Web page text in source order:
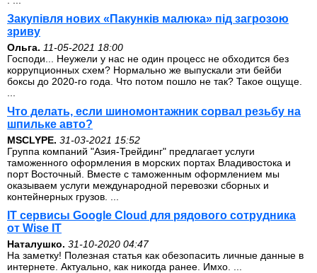
Закупівля нових «Пакунків малюка» під загрозою
зриву
Ольга. 11-05-2021 18:00
Господи... Неужели у нас не один процесс не обходится без
коррупционных схем? Нормально же выпускали эти бейби
боксы до 2020-го года. Что потом пошло не так? Такое ощуще.
Что делать, если шиномонтажник сорвал резьбу на
шпильке авто?
MSCLYPE. 31-03-2021 15:52
Группа компаний "Азия-Трейдинг" предлагает услуги
таможенного оформления в морских портах Владивостока и
порт Восточный. Вместе с таможенным оформлением мы
оказываем услуги международной перевозки сборных и
контейнерных грузов. ...
IT сервисы Google Cloud для рядового сотрудника
от Wise IT
Наталушко. 31-10-2020 04:47
На заметку! Полезная статья как обезопасить личные данные в
интернете. Актуально, как никогда ранее. Имхо. ...